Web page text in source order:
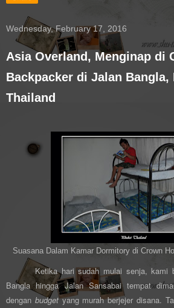
Wednesday, February 17, 2016
Asia Overland, Menginap di
Backpacker di Jalan Bangla,
Thailand
Suasana Dalam Kamar Dormitory di Crown
Ketika hari sudah mulai senja, kami
Bangla hingga Jalan Sansabai tempat
dengan budgetyang murah berjejer disana.